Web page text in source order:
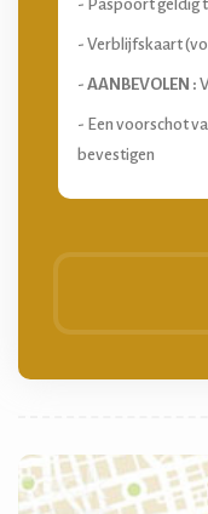
- Paspoort geldig
- Verblijfskaart
- AANBEVOLEN :
- Een voorschot
bevestigen